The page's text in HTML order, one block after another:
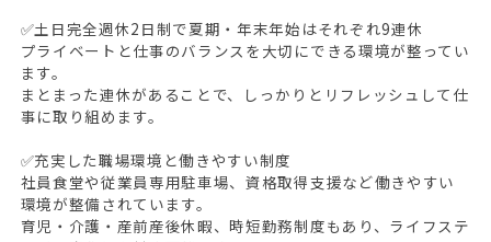
HOME
無料会員登録
✅土日完全週休2日制で夏期・年末年始はそれぞれ9連休
プライベートと仕事のバランスを大切にできる環境が整ってい
ます。
まとまった連休があることで、しっかりとリフレッシュして仕
事に取り組めます。
✅充実した職場環境と働きやすい制度
社員食堂や従業員専用駐車場、資格取得支援など働きやすい
環境が整備されています。
育児・介護・産前産後休暇、時短勤務制度もあり、ライフステ